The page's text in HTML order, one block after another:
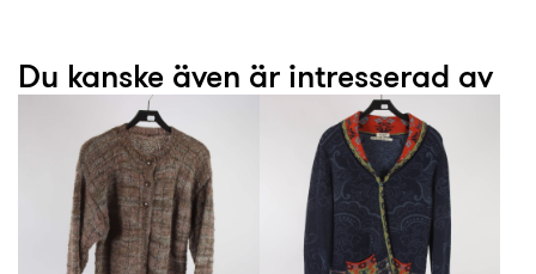
Du kanske även är intresserad av